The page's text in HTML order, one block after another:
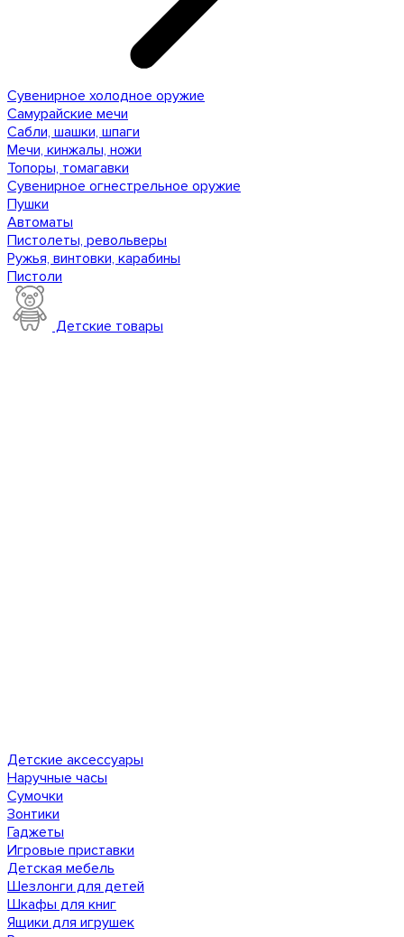
Сувенирное холодное оружие
Самурайские мечи
Сабли, шашки, шпаги
Мечи, кинжалы, ножи
Топоры, томагавки
Сувенирное огнестрельное оружие
Пушки
Автоматы
Пистолеты, револьверы
Ружья, винтовки, карабины
Пистоли
Детские товары
Детские аксессуары
Наручные часы
Сумочки
Зонтики
Гаджеты
Игровые приставки
Детская мебель
Шезлонги для детей
Шкафы для книг
Ящики для игрушек